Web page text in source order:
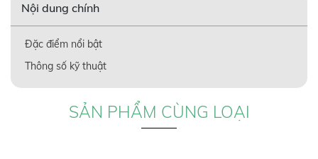
Nội dung chính
Đặc điểm nổi bật
Thông số kỹ thuật
SẢN PHẨM CÙNG LOẠI